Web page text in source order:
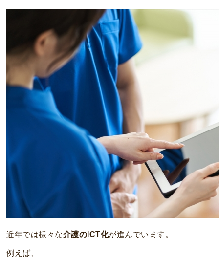
近年では様々な介護のICT化が進んでいます。
例えば、